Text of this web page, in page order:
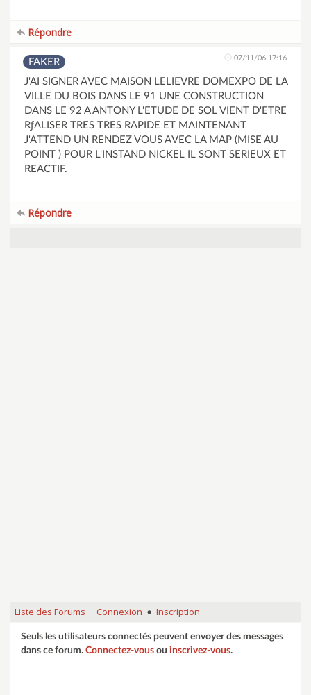
Répondre
FAKER 07/11/06 17:16
J'AI SIGNER AVEC MAISON LELIEVRE DOMEXPO DE LA
VILLE DU BOIS DANS LE 91 UNE CONSTRUCTION
DANS LE 92 A ANTONY L'ETUDE DE SOL VIENT D'ETRE
RƒALISER TRES TRES RAPIDE ET MAINTENANT
J'ATTEND UN RENDEZ VOUS AVEC LA MAP (MISE AU
POINT ) POUR L'INSTAND NICKEL IL SONT SERIEUX ET
REACTIF.
Répondre
Liste des Forums Connexion • Inscription
Seuls les utilisateurs connectés peuvent envoyer des messages
dans ce forum. Connectez-vous ou inscrivez-vous.